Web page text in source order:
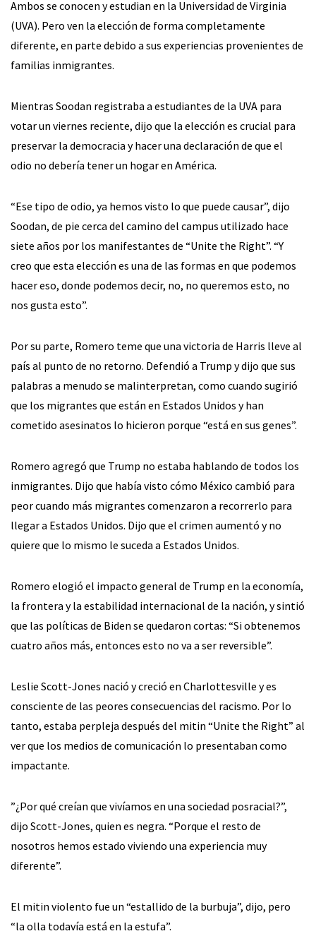
Ambos se conocen y estudian en la Universidad de Virginia
(UVA). Pero ven la elección de forma completamente
diferente, en parte debido a sus experiencias provenientes de
familias inmigrantes.
Mientras Soodan registraba a estudiantes de la UVA para
votar un viernes reciente, dijo que la elección es crucial para
preservar la democracia y hacer una declaración de que el
odio no debería tener un hogar en América.
“Ese tipo de odio, ya hemos visto lo que puede causar”, dijo
Soodan, de pie cerca del camino del campus utilizado hace
siete años por los manifestantes de “Unite the Right”. “Y
creo que esta elección es una de las formas en que podemos
hacer eso, donde podemos decir, no, no queremos esto, no
nos gusta esto”.
Por su parte, Romero teme que una victoria de Harris lleve al
país al punto de no retorno. Defendió a Trump y dijo que sus
palabras a menudo se malinterpretan, como cuando sugirió
que los migrantes que están en Estados Unidos y han
cometido asesinatos lo hicieron porque “está en sus genes”.
Romero agregó que Trump no estaba hablando de todos los
inmigrantes. Dijo que había visto cómo México cambió para
peor cuando más migrantes comenzaron a recorrerlo para
llegar a Estados Unidos. Dijo que el crimen aumentó y no
quiere que lo mismo le suceda a Estados Unidos.
Romero elogió el impacto general de Trump en la economía,
la frontera y la estabilidad internacional de la nación, y sintió
que las políticas de Biden se quedaron cortas: “Si obtenemos
cuatro años más, entonces esto no va a ser reversible”.
Leslie Scott-Jones nació y creció en Charlottesville y es
consciente de las peores consecuencias del racismo. Por lo
tanto, estaba perpleja después del mitin “Unite the Right” al
ver que los medios de comunicación lo presentaban como
impactante.
”¿Por qué creían que vivíamos en una sociedad posracial?”,
dijo Scott-Jones, quien es negra. “Porque el resto de
nosotros hemos estado viviendo una experiencia muy
diferente”.
El mitin violento fue un “estallido de la burbuja”, dijo, pero
“la olla todavía está en la estufa”.